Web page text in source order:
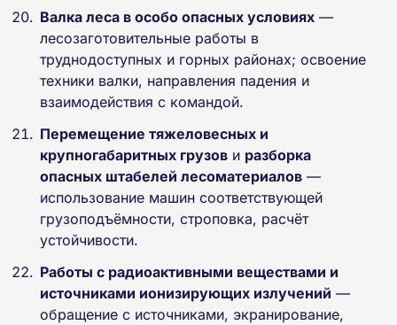
Валка леса в особо опасных условиях —
лесозаготовительные работы в
труднодоступных и горных районах; освоение
техники валки, направления падения и
взаимодействия с командой.
Перемещение тяжеловесных и
крупногабаритных грузов и разборка
опасных штабелей лесоматериалов —
использование машин соответствующей
грузоподъёмности, строповка, расчёт
устойчивости.
Работы с радиоактивными веществами и
источниками ионизирующих излучений —
обращение с источниками, экранирование,